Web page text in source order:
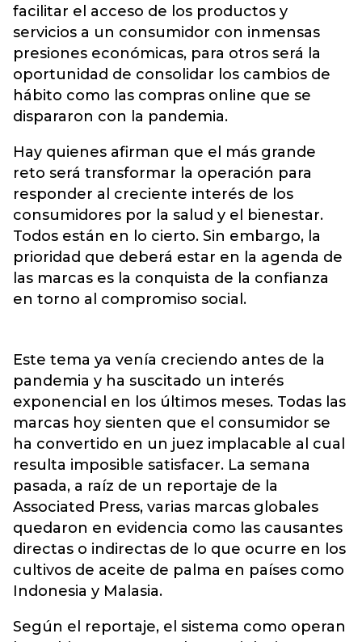
facilitar el acceso de los productos y
servicios a un consumidor con inmensas
presiones económicas, para otros será la
oportunidad de consolidar los cambios de
hábito como las compras online que se
dispararon con la pandemia.
Hay quienes afirman que el más grande
reto será transformar la operación para
responder al creciente interés de los
consumidores por la salud y el bienestar.
Todos están en lo cierto. Sin embargo, la
prioridad que deberá estar en la agenda de
las marcas es la conquista de la confianza
en torno al compromiso social.
Este tema ya venía creciendo antes de la
pandemia y ha suscitado un interés
exponencial en los últimos meses. Todas las
marcas hoy sienten que el consumidor se
ha convertido en un juez implacable al cual
resulta imposible satisfacer. La semana
pasada, a raíz de un reportaje de la
Associated Press, varias marcas globales
quedaron en evidencia como las causantes
directas o indirectas de lo que ocurre en los
cultivos de aceite de palma en países como
Indonesia y Malasia.
Según el reportaje, el sistema como operan